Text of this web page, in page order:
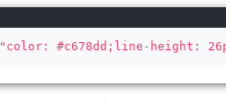
"color: #c678dd;line-height: